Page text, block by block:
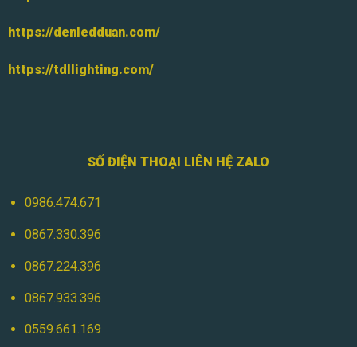
https://denledduan.com/
https://tdllighting.com/
SỐ ĐIỆN THOẠI LIÊN HỆ ZALO
0986.474.671
0867.330.396
0867.224.396
0867.933.396
0559.661.169